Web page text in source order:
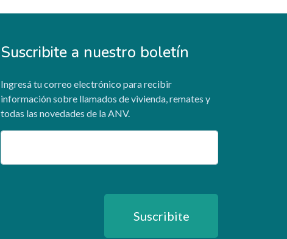
Suscribite a nuestro boletín
Ingresá tu correo electrónico para recibir
información sobre llamados de vivienda, remates y
todas las novedades de la ANV.
Email
Suscribite